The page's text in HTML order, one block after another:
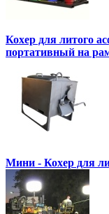
Кохер для литого
портативный на
Мини - Кохер для